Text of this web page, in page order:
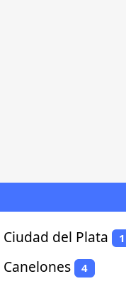
Ciudad del Plata 1
Canelones 4